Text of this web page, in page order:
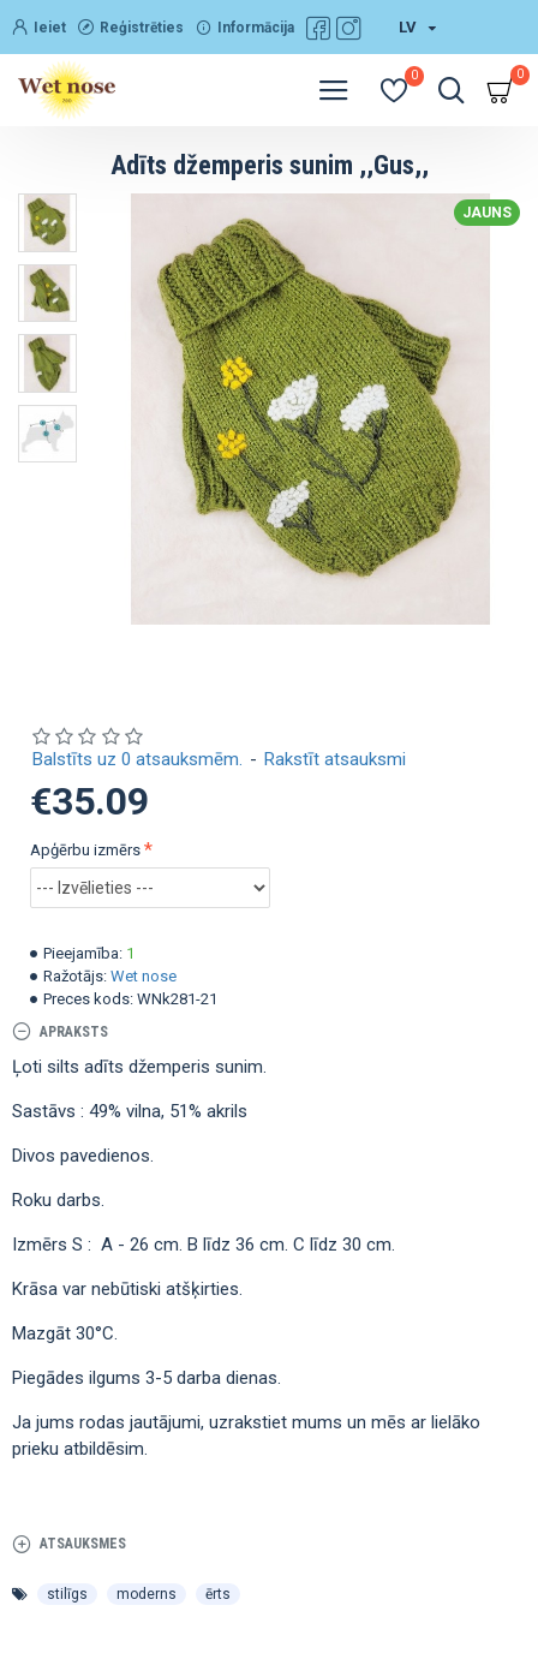
Ieiet Reģistrēties Informācija LV
0 0
Adīts džemperis sunim ,,Gus,,
JAUNS
Pieejamība: 1
Ražotājs: Wet nose
Preces kods: WNk281-21
Balstīts uz 0 atsauksmēm. - Rakstīt atsauksmi
€35.09
Apģērbu izmērs
APRAKSTS
Ļoti silts аdīts džemperis sunim.
Sastāvs : 49% vilna, 51% akrils
Divos pavedienos.
Roku darbs.
Izmērs S : A - 26 сm. В līdz 36 сm. С līdz 30 сm.
Krāsa var nebūtiski atšķirties.
Mazgāt 30°C.
Piegādes ilgums 3-5 darba dienas.
Ja jums rodas jautājumi, uzrakstiet mums un mēs ar lielāko
prieku atbildēsim.
ATSAUKSMES
stilīgs moderns ērts